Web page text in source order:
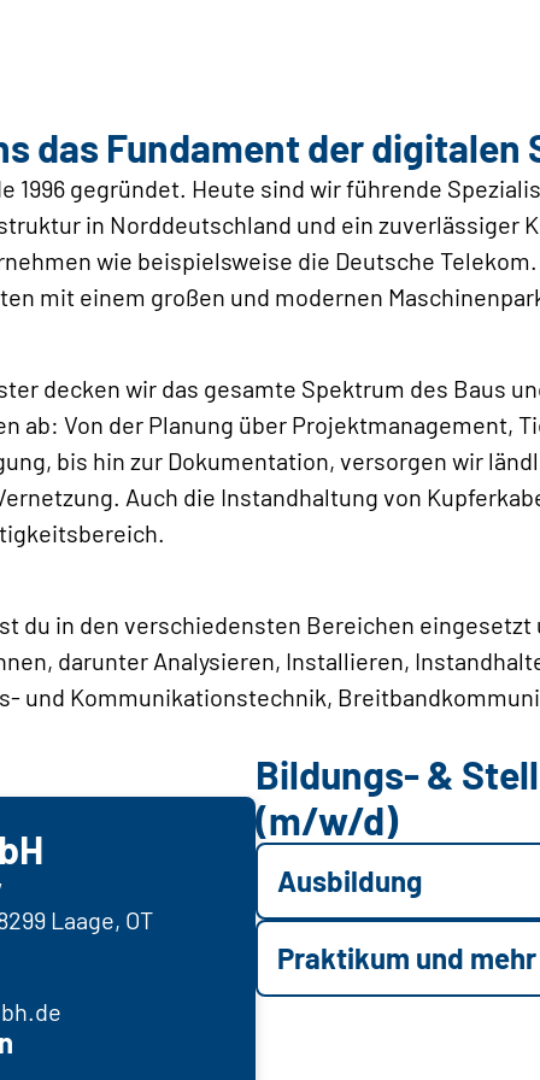
das Fundament der digitalen
1996 gegründet. Heute sind wir führende
in Norddeutschland und ein zuverlässiger
wie beispielsweise die Deutsche
mit einem großen und modernen
decken wir das gesamte Spektrum des Baus
ab: Von der Planung über Projektmanagement,
bis hin zur Dokumentation, versorgen wir
Auch die Instandhaltung von
du in den verschiedensten Bereichen
darunter Analysieren, Installieren,
und Kommunikationstechnik,
Laage, OT
Bildungs- &
(m/w/d)
Ausbildung
Praktikum und mehr